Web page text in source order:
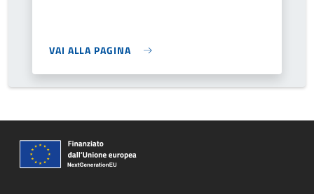
VAI ALLA PAGINA